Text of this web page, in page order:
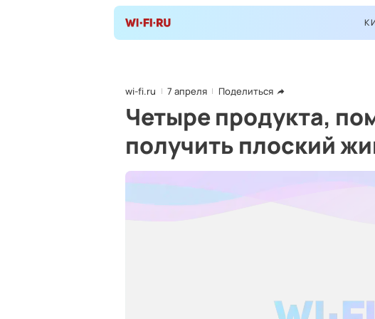
wi-fi.ru 7 апреля Поделиться
Четыре продукта,
получить плоский